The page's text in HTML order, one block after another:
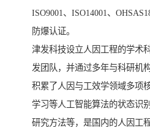
ISO9001、ISO14001、
防爆认证。
津发科技设立人因工程的学术
发团队，并通过多年与科研机
积累了人因与工效学领域多项
学习等人工智能算法的状态识
研究方法等，是国内的人因工